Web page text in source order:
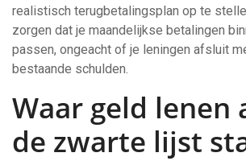
realistisch terugbetalingsplan op te
zorgen dat je maandelijkse betalingen
passen, ongeacht of je leningen afsluit
bestaande schulden.
Waar geld lenen
de zwarte lijst